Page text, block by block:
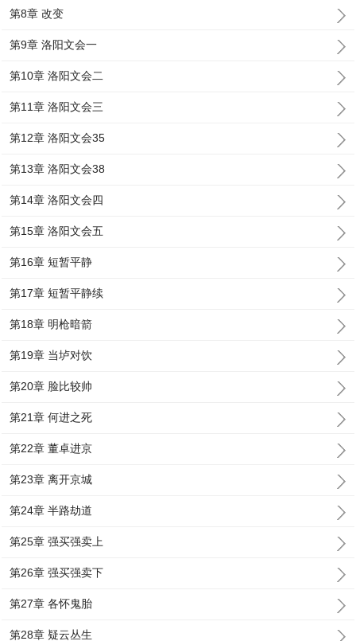
第8章 改变
第9章 洛阳文会一
第10章 洛阳文会二
第11章 洛阳文会三
第12章 洛阳文会35
第13章 洛阳文会38
第14章 洛阳文会四
第15章 洛阳文会五
第16章 短暂平静
第17章 短暂平静续
第18章 明枪暗箭
第19章 当垆对饮
第20章 脸比较帅
第21章 何进之死
第22章 董卓进京
第23章 离开京城
第24章 半路劫道
第25章 强买强卖上
第26章 强买强卖下
第27章 各怀鬼胎
第28章 疑云丛生